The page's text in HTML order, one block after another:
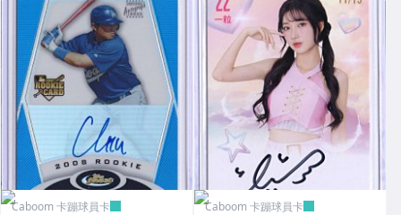
Caboom 卡蹦球員卡 Caboom 卡蹦球員卡